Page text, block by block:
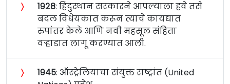
〉 १९२८: हिंदुस्थान सरकारने आपल्याला हवे तसे
बदल विधेयकात करून त्याचे कायद्यात
रुपांतर केले आणि नवी महसूल संहिता
वऱ्हाडात लागू करण्यात आली.
〉 १९४५: ऑस्ट्रेलियाचा संयुक्त राष्ट्रांत (United